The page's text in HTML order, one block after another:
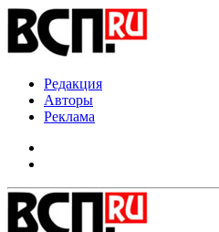
Редакция
Авторы
Реклама